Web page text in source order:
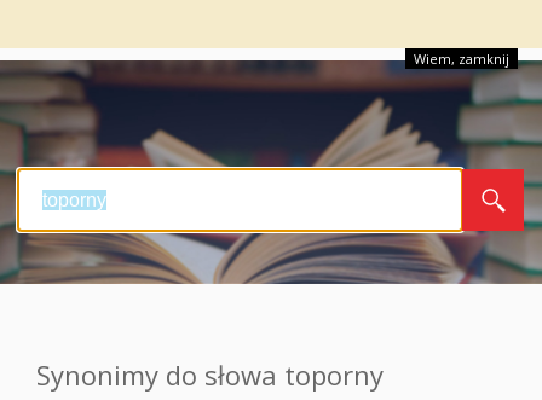
Wiem, zamknij
Synonimy do słowa toporny